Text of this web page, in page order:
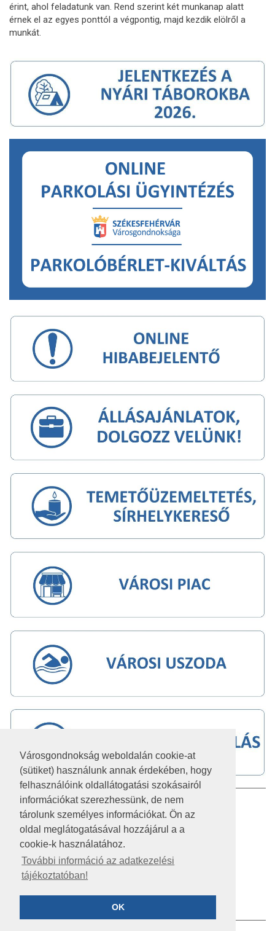
Városgondnokság weboldalán cookie-at
(sütiket) használunk annak érdekében, hogy
felhasználóink oldallátogatási szokásairól
információkat szerezhessünk, de nem
tárolunk személyes információkat. Ön az
oldal meglátogatásával hozzájárul a a
cookie-k használatához.
További információ az adatkezelési
tájékoztatóban!
OK
érint, ahol feladatunk van. Rend szerint két munkanap alatt
érnek el az egyes ponttól a végpontig, majd kezdik elölről a
munkát.
IMPRESSZUM
JOGI NYILATKOZAT
AKADÁLYMENTESÍTÉSI NYILATKOZAT
KÖZÉRDEKŰ ADATOK